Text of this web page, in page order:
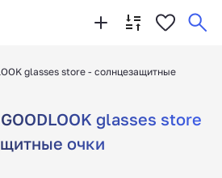
glasses store - солнцезащитные
glasses store
очки